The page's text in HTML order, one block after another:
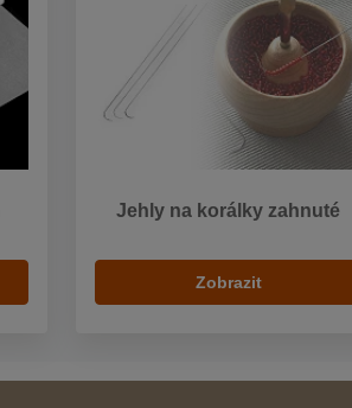
Jehly na korálky zahnuté
Zobrazit